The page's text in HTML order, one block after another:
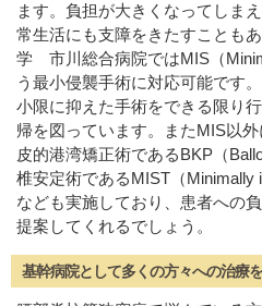
ます。負担が大きくなってしま
常生活にも支障をきたすことも
学 市川総合病院ではMIS（
う最小侵襲手術に対応可能です
小限に抑えた手術をできる限り
帰を図っています。またMIS以
皮的港湾矯正術であるBKP（
椎安定術であるMIST（Minimally
なども実施しており、患者への
提案してくれるでしょう。
基幹病院として多くの方々への治療